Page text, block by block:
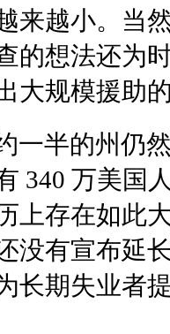
来越小。当
的想法还为
大规模援助
一半的州仍
340 万美国
上存在如此
没有宣布延
长期失业者